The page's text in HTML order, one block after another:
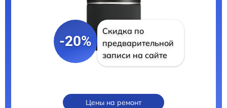
-20%
Скидка по
предварительной
записи на сайте
Цены на ремонт